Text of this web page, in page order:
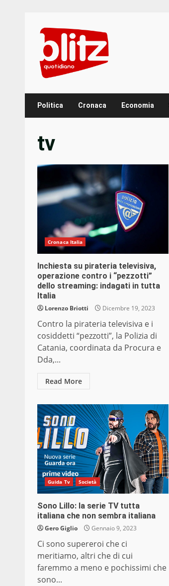
content
Politica Cronaca Economia
tv
Cronaca Italia
Inchiesta su pirateria televisiva,
operazione contro i “pezzotti”
dello streaming: indagati in tutta
Italia
Lorenzo Briotti Dicembre 19, 2023
Contro la pirateria televisiva e i
cosiddetti “pezzotti”, la Polizia di
Catania, coordinata da Procura e
Dda,...
Read More
Guida Tv Società
Sono Lillo: la serie TV tutta
italiana che non sembra italiana
Gero Giglio Gennaio 9, 2023
Ci sono supereroi che ci
meritiamo, altri che di cui
faremmo a meno e pochissimi che
sono...